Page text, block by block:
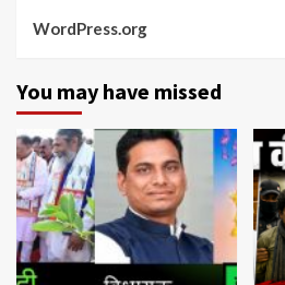
WordPress.org
You may have missed